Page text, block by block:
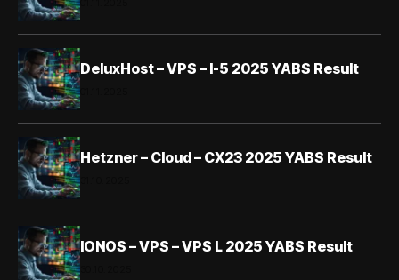
DeluxHost – VPS – I-5 2025 YABS Result
Hetzner – Cloud – CX23 2025 YABS Result
IONOS – VPS – VPS L 2025 YABS Result